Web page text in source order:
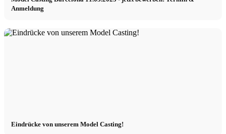
Anmeldung
Eindrücke von unserem Model Casting!